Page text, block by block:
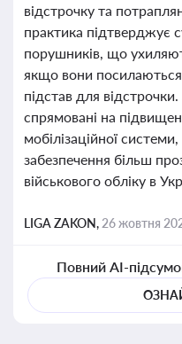
відстрочку та
практика підтверджує
порушників, що
якщо вони посилаються
підстав для
спрямовані на
мобілізаційної
забезпечення більш
військового обліку в
LIGA ZAKON, 26 жовтня
Повний AI-